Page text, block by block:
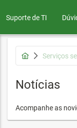
Suporte de TI
Serviços
Notícias
Acompanhe as